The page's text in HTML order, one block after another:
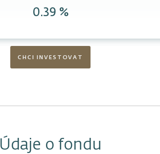
0.39 %
CHCI INVESTOVAT
Údaje o fondu